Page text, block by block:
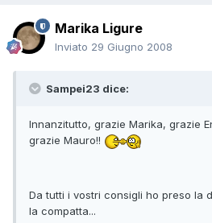
Marika Ligure
Inviato 29 Giugno 2008
Sampei23 dice:
Innanzitutto, grazie Marika, grazie
grazie Mauro!!
Da tutti i vostri consigli ho preso la
la compatta...